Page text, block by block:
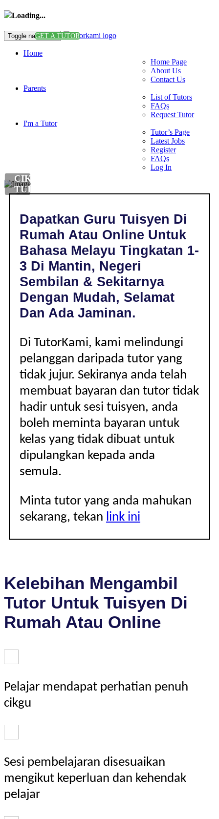
Loading...
Toggle navigationGET A TUTOR
Home
Home Page
About Us
Contact Us
Parents
List of Tutors
FAQs
Request Tutor
I'm a Tutor
Tutor’s Page
Latest Jobs
Register
FAQs
Log In
CIKGU
TUISYEN
DI
MANTIN,
NEGERI
SEMBILAN
TINGKATAN
1-
Dapatkan Guru Tuisyen Di
Rumah Atau Online Untuk
Bahasa Melayu Tingkatan 1-
3 Di Mantin, Negeri
Sembilan & Sekitarnya
Dengan Mudah, Selamat
Dan Ada Jaminan.
Di TutorKami, kami melindungi
pelanggan daripada tutor yang
tidak jujur. Sekiranya anda telah
membuat bayaran dan tutor tidak
hadir untuk sesi tuisyen, anda
boleh meminta bayaran untuk
kelas yang tidak dibuat untuk
dipulangkan kepada anda
semula.
Minta tutor yang anda mahukan
sekarang, tekan link ini
Kelebihan Mengambil
Tutor Untuk Tuisyen Di
Rumah Atau Online
Pelajar mendapat perhatian penuh
cikgu
Sesi pembelajaran disesuaikan
mengikut keperluan dan kehendak
pelajar